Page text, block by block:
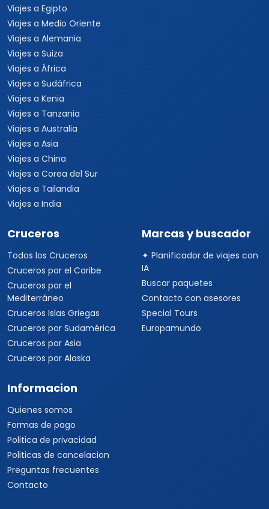
Viajes a Egipto
Viajes a Medio Oriente
Viajes a Alemania
Viajes a Suiza
Viajes a África
Viajes a Sudáfrica
Viajes a Kenia
Viajes a Tanzania
Viajes a Australia
Viajes a Asia
Viajes a China
Viajes a Corea del Sur
Viajes a Tailandia
Viajes a India
Cruceros
Todos los Cruceros
Cruceros por el Caribe
Cruceros por el
Mediterráneo
Cruceros Islas Griegas
Cruceros por Sudamérica
Cruceros por Asia
Cruceros por Alaska
Marcas y buscador
✦ Planificador de viajes con
IA
Buscar paquetes
Contacto con asesores
Special Tours
Europamundo
Informacion
Quienes somos
Formas de pago
Politica de privacidad
Politicas de cancelacion
Preguntas frecuentes
Contacto